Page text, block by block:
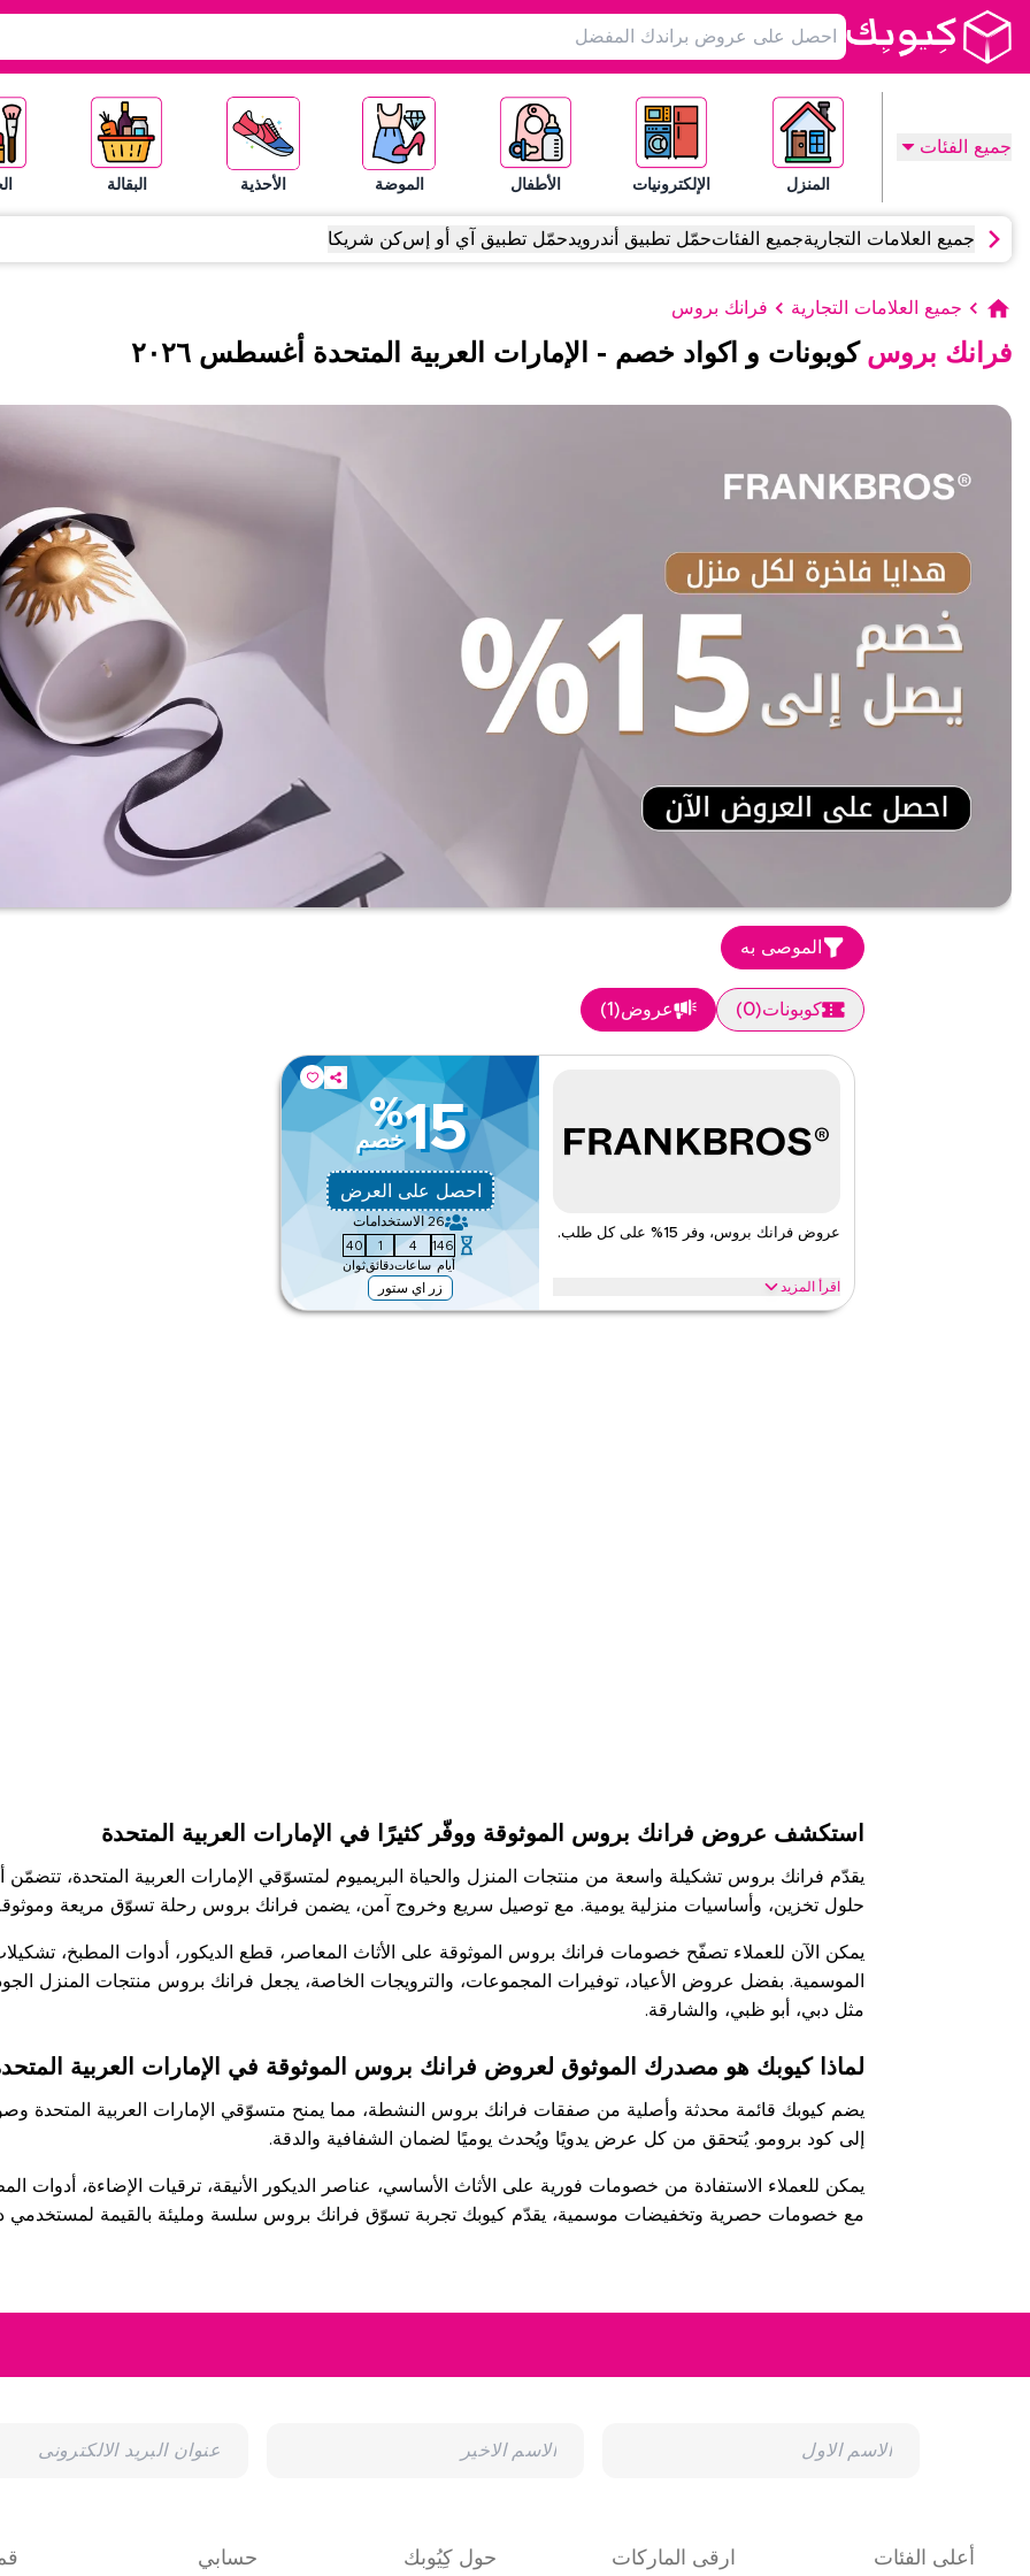
جميع الفئات
المنزل الإلكترونيات الأطفال الموضة الأحذية البقالة
جميع العلامات التجاريةجميع الفئاتحمّل تطبيق أندرويدحمّل تطبيق آي أو إسكن شريكا
جميع العلامات التجارية فرانك بروس
فرانك بروس كوبونات و اكواد خصم - الإمارات العربية المتحدة أغسطس ٢٠٢٦
الموصى به
كوبونات(
0
) عروض(
1
)
عروض فرانك بروس، وفر 15% على كل طلب.
اقرأ المزيد
15
%
خصم
احصل على العرض
26 الاستخدامات
146
أيام
4
ساعات
1
دقائق
39
ثوان
زر اي ستور
وفر 15% على إضاءة فرانك بروس وديكورها وأثاثها وسجادها وإكسسواراتها. استخدم العرض الآن
استكشف عروض فرانك بروس الموثوقة ووفّر كثيرًا في الإمارات العربية المتحدة
يقدّم فرانك بروس تشكيلة واسعة من منتجات المنزل والحياة البريميوم لمتسوّقي الإمارات العربية المتحدة، تتضمّن
حلول تخزين، وأساسيات منزلية يومية. مع توصيل سريع وخروج آمن، يضمن فرانك بروس رحلة تسوّق مريعة
يمكن الآن للعملاء تصفّح خصومات فرانك بروس الموثوقة على الأثاث المعاصر، قطع الديكور، أدوات المطبخ،
الموسمية. بفضل عروض الأعياد، توفيرات المجموعات، والترويجات الخاصة، يجعل فرانك بروس منتجات المنزل
مثل دبي، أبو ظبي، والشارقة.
لماذا كيوبك هو مصدرك الموثوق لعروض فرانك بروس الموثوقة في الإمارات العربية
يضم كيوبك قائمة محدثة وأصلية من صفقات فرانك بروس النشطة، مما يمنح متسوّقي الإمارات العربية المتحدة
إلى كود برومو. يُتحقق من كل عرض يدويًا ويُحدث يوميًا لضمان الشفافية والدقة.
يمكن للعملاء الاستفادة من خصومات فورية على الأثاث الأساسي، عناصر الديكور الأنيقة، ترقيات الإضاءة، أدوات
مع خصومات حصرية وتخفيضات موسمية، يقدّم كيوبك تجربة تسوّق فرانك بروس سلسة ومليئة بالقيمة لمستخدمي
أعلى الفئات ارقى الماركات حول كِيُوبك حسابي